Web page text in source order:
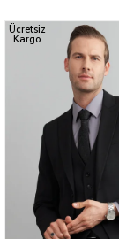
Ücretsiz
Kargo